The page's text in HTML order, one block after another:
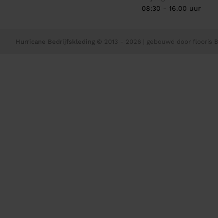
08:30 - 16.00 uur
Hurricane Bedrijfskleding © 2013 - 2026 | gebouwd door flooris